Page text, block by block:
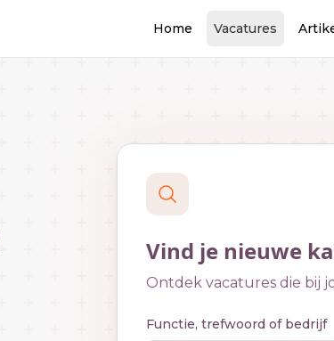
Home Vacatures
Vind je nieuwe
Ontdek vacatures die bij
Functie, trefwoord of bedrijf